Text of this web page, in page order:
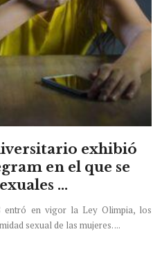
exhibió
en el que se
...
entró en vigor la Ley Olimpia, los
sexual de las mujeres. ...